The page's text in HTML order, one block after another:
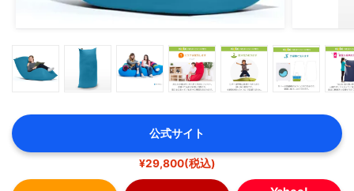
公式サイト
¥29,800(税込)